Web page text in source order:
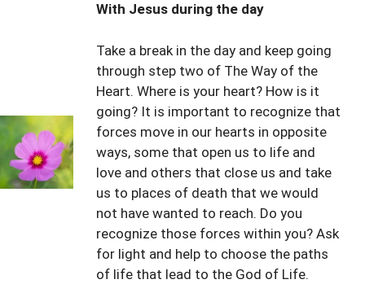
With Jesus during the day
Take a break in the day and keep going
through step two of The Way of the
Heart. Where is your heart? How is it
going? It is important to recognize that
forces move in our hearts in opposite
ways, some that open us to life and
love and others that close us and take
us to places of death that we would
not have wanted to reach. Do you
recognize those forces within you? Ask
for light and help to choose the paths
of life that lead to the God of Life.